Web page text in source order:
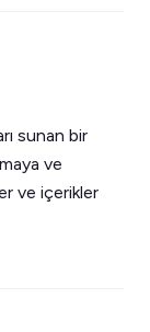
sunan bir
ve
ve içerikler